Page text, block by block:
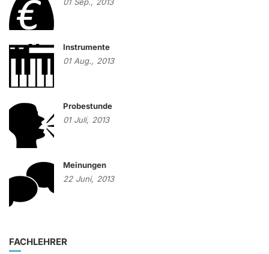
Instrumente
01 Aug., 2013
Probestunde
01 Juli, 2013
Meinungen
22 Juni, 2013
FACHLEHRER